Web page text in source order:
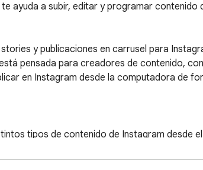
ayuda a subir, editar y programar
y publicaciones en carrusel para
pensada para creadores de contenido,
en Instagram desde la computadora de
tipos de contenido de Instagram desde